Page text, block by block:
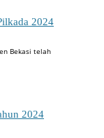
2024
Bekasi telah
2024